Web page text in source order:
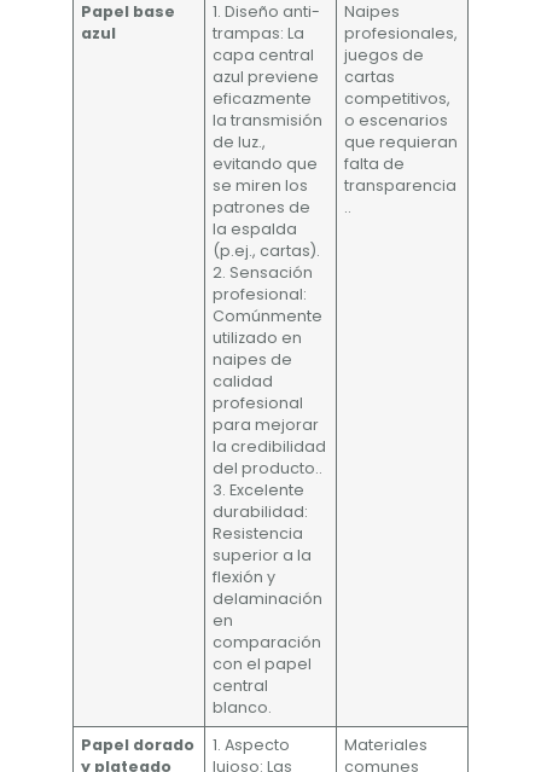
Papel base
azul
1. Diseño anti-
trampas: La
capa central
azul previene
eficazmente
la transmisión
de luz.,
evitando que
se miren los
patrones de
la espalda
(p.ej., cartas).
2. Sensación
profesional:
Comúnmente
utilizado en
naipes de
calidad
profesional
para mejorar
la credibilidad
del producto..
3. Excelente
durabilidad:
Resistencia
superior a la
flexión y
delaminación
en
comparación
con el papel
central
blanco.
Naipes
profesionales,
juegos de
cartas
competitivos,
o escenarios
que requieran
falta de
transparencia
..
Papel dorado
y plateado
1. Aspecto
lujoso: Las
Materiales
comunes